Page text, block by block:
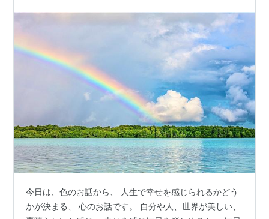
今日は、色のお話から、 人生で幸せを感じられるかどう
かが決まる、 心のお話です。 自分や人、世界が美しい、